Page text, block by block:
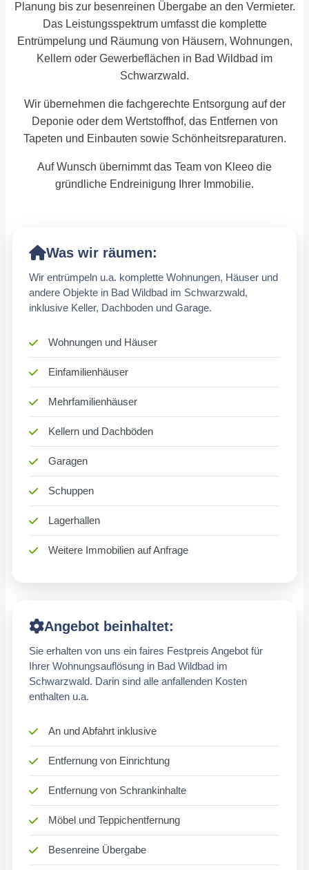
Planung bis zur besenreinen Übergabe an den Vermieter.
Das Leistungsspektrum umfasst die komplette
Entrümpelung und Räumung von Häusern, Wohnungen,
Kellern oder Gewerbeflächen in Bad Wildbad im
Schwarzwald.
Wir übernehmen die fachgerechte Entsorgung auf der
Deponie oder dem Wertstoffhof, das Entfernen von
Tapeten und Einbauten sowie Schönheitsreparaturen.
Auf Wunsch übernimmt das Team von Kleeo die
gründliche Endreinigung Ihrer Immobilie.
Was wir räumen:
Wir entrümpeln u.a. komplette Wohnungen, Häuser und
andere Objekte in Bad Wildbad im Schwarzwald,
inklusive Keller, Dachboden und Garage.
Wohnungen und Häuser
Einfamilienhäuser
Mehrfamilienhäuser
Kellern und Dachböden
Garagen
Schuppen
Lagerhallen
Weitere Immobilien auf Anfrage
Angebot beinhaltet:
Sie erhalten von uns ein faires Festpreis Angebot für
Ihrer Wohnungsauflösung in Bad Wildbad im
Schwarzwald. Darin sind alle anfallenden Kosten
enthalten u.a.
An und Abfahrt inklusive
Entfernung von Einrichtung
Entfernung von Schrankinhalte
Möbel und Teppichentfernung
Besenreine Übergabe